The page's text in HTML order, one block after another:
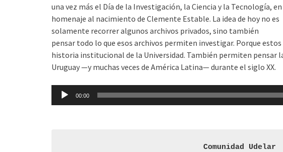
una vez más el Día de la Investigación, la Ciencia y la Tecnología, en
homenaje al nacimiento de Clemente Estable. La idea de hoy no es
solamente recorrer algunos archivos privados, sino también
pensar todo lo que esos archivos permiten investigar. Porque
historia institucional de la Universidad. También permiten pensar
Uruguay —y muchas veces de América Latina— durante el siglo XX.
Reproductor
00:00
Comunidad Udelar